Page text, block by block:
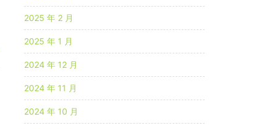
2025 年 2 月
2025 年 1 月
2024 年 12 月
2024 年 11 月
2024 年 10 月